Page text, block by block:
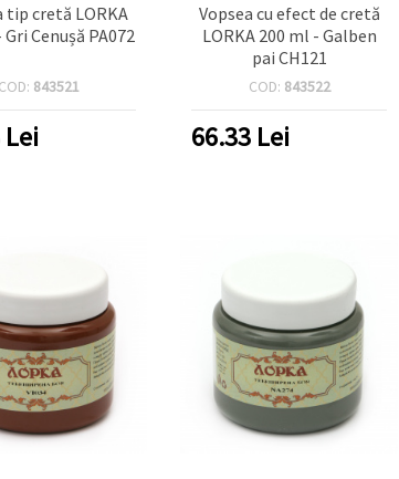
tip cretă LORKA
Cenușă PA072
COD: 843521
Lei
Vopsea cu efect de cretă
LORKA 200 ml - Galben
pai CH121
COD: 843522
66.33 Lei